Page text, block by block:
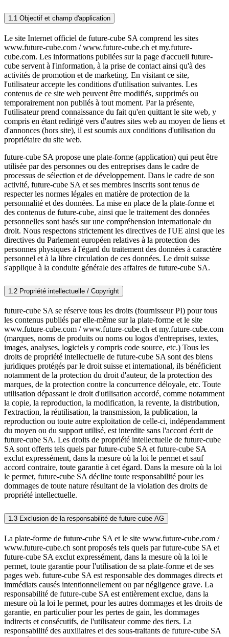
1.1 Objectif et champ d'application
Le site Internet officiel de future-cube SA comprend les sites
www.future-cube.com / www.future-cube.ch et my.future-
cube.com. Les informations publiées sur la page d'accueil future-
cube servent à l'information, à la prise de contact ainsi qu'à des
activités de promotion et de marketing. En visitant ce site,
l'utilisateur accepte les conditions d'utilisation suivantes. Les
contenus de ce site web peuvent être modifiés, supprimés ou
temporairement non publiés à tout moment. Par la présente,
l'utilisateur prend connaissance du fait qu'en quittant le site web, y
compris en étant redirigé vers d'autres sites web au moyen de liens et
d'annonces (hors site), il est soumis aux conditions d'utilisation du
propriétaire du site web.
future-cube SA propose une plate-forme (application) qui peut être
utilisée par des personnes ou des entreprises dans le cadre de
processus de sélection et de développement. Dans le cadre de son
activité, future-cube SA et ses membres inscrits sont tenus de
respecter les normes légales en matière de protection de la
personnalité et des données. La mise en place de la plate-forme et
des contenus de future-cube, ainsi que le traitement des données
personnelles sont basés sur une compréhension internationale du
droit. Nous respectons strictement les directives de l'UE ainsi que les
directives du Parlement européen relatives à la protection des
personnes physiques à l'égard du traitement des données à caractère
personnel et à la libre circulation de ces données. Le droit suisse
s'applique à la conduite générale des affaires de future-cube SA.
1.2 Propriété intellectuelle / Copyright
future-cube SA se réserve tous les droits (fournisseur PI) pour tous
les contenus publiés par elle-même sur la plate-forme et le site
www.future-cube.com / www.future-cube.ch et my.future-cube.com
(marques, noms de produits ou noms ou logos d'entreprises, textes,
images, analyses, logiciels y compris code source, etc.) Tous les
droits de propriété intellectuelle de future-cube SA sont des biens
juridiques protégés par le droit suisse et international, ils bénéficient
notamment de la protection du droit d'auteur, de la protection des
marques, de la protection contre la concurrence déloyale, etc. Toute
utilisation dépassant le droit d'utilisation accordé, comme notamment
la copie, la reproduction, la modification, la revente, la distribution,
l'extraction, la réutilisation, la transmission, la publication, la
reproduction ou toute autre exploitation de celle-ci, indépendamment
du moyen ou du support utilisé, est interdite sans l'accord écrit de
future-cube SA. Les droits de propriété intellectuelle de future-cube
SA sont offerts tels quels par future-cube SA et future-cube SA
exclut expressément, dans la mesure où la loi le permet et sauf
accord contraire, toute garantie à cet égard. Dans la mesure où la loi
le permet, future-cube SA décline toute responsabilité pour les
dommages de toute nature résultant de la violation des droits de
propriété intellectuelle.
1.3 Exclusion de la responsabilité de future-cube AG
La plate-forme de future-cube SA et le site www.future-cube.com /
www.future-cube.ch sont proposés tels quels par future-cube SA et
future-cube SA exclut expressément, dans la mesure où la loi le
permet, toute garantie pour l'utilisation de sa plate-forme et de ses
pages web. future-cube SA est responsable des dommages directs et
immédiats causés intentionnellement ou par négligence grave. La
responsabilité de future-cube SA est entièrement exclue, dans la
mesure où la loi le permet, pour les autres dommages et les droits de
garantie, en particulier pour les pertes de gain, les dommages
indirects et consécutifs, de l'utilisateur comme des tiers. La
responsabilité des auxiliaires et des sous-traitants de future-cube SA